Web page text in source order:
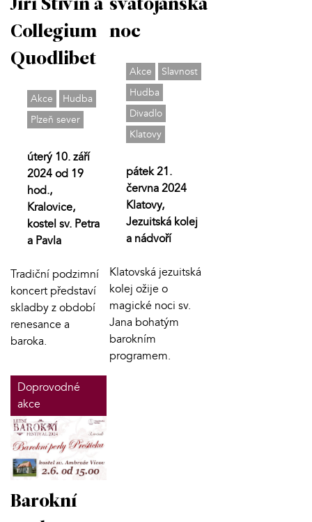
Jiří Stivín a
Collegium
Quodlibet
Akce
Hudba
Plzeň sever
úterý 10. září
2024 od 19
hod.,
Kralovice,
kostel sv. Petra
a Pavla
Tradiční podzimní
koncert představí
skladby z období
renesance a
baroka.
svatojánská
noc
Akce
Slavnost
Hudba
Divadlo
Klatovy
pátek 21.
června 2024
Klatovy,
Jezuitská kolej
a nádvoří
Klatovská jezuitská
kolej ožije o
magické noci sv.
Jana bohatým
barokním
programem.
Doprovodné
akce
Barokní